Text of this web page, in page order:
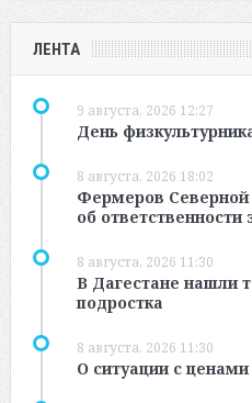
ЛЕНТА
9 августа, 2026 12:27
День
8 августа, 2026 18:02
Фермеров
об
8 августа, 2026 11:30
В Дагестане нашли
подростка
8 августа, 2026 11:30
О ситуации с